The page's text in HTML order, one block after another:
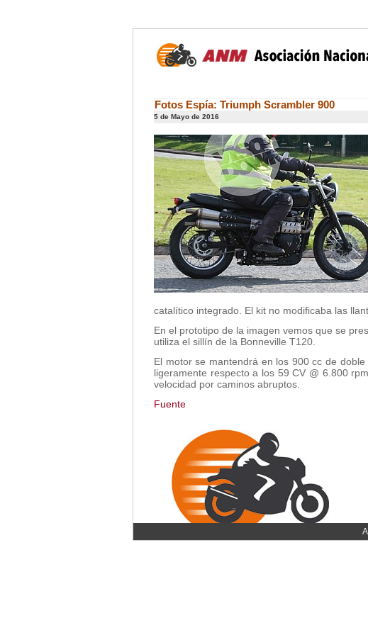
Fotos Espía: Triumph Scrambler 900
5 de Mayo de 2016
catalítico integrado. El kit no modificaba las
En el prototipo de la imagen vemos que se
utiliza el sillín de la Bonneville T120.
El motor se mantendrá en los 900 cc de
ligeramente respecto a los 59 CV @ 6.800
velocidad por caminos abruptos.
Fuente